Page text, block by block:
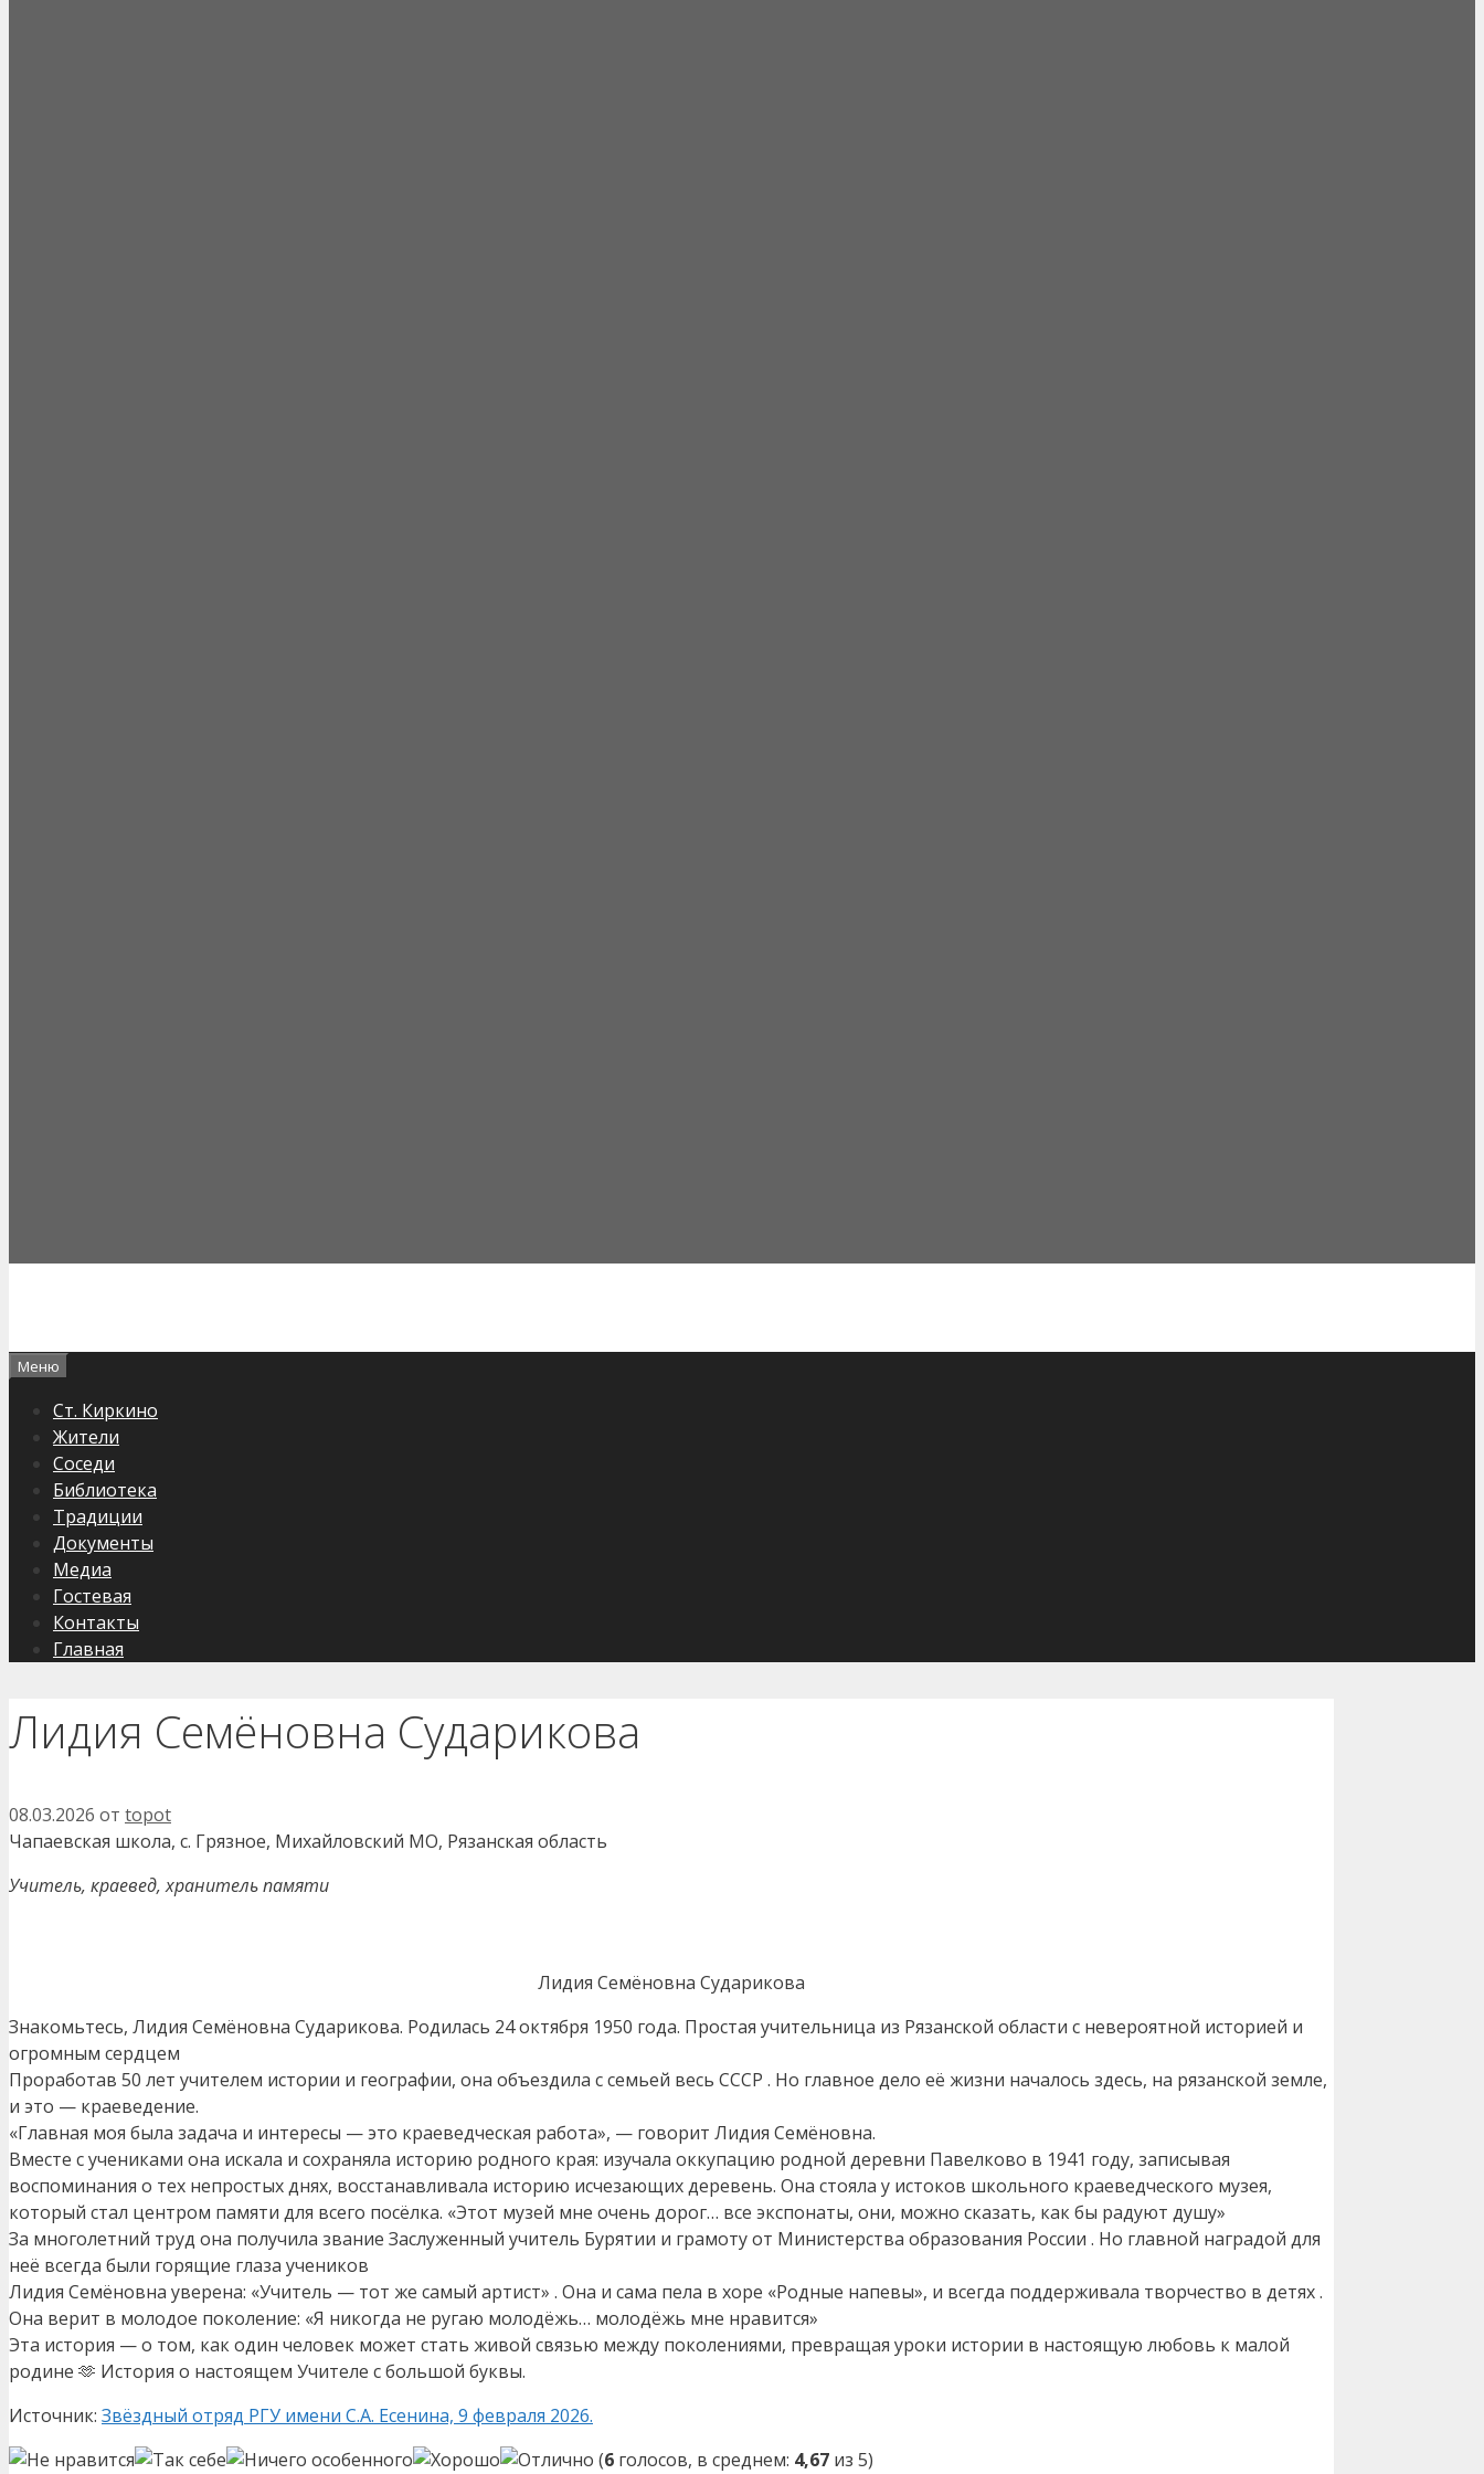
Меню
Ст. Киркино
Жители
Соседи
Библиотека
Традиции
Документы
Медиа
Гостевая
Контакты
Главная
Лидия Семёновна Сударикова
08.03.2026 от topot
Чапаевская школа, с. Грязное, Михайловский МО, Рязанская область
Учитель, краевед, хранитель памяти
Лидия Семёновна Сударикова
Знакомьтесь, Лидия Семёновна Сударикова. Родилась 24 октября 1950 года. Простая учительница из Рязанской области с невероятной историей и
огромным сердцем
Проработав 50 лет учителем истории и географии, она объездила с семьей весь СССР . Но главное дело её жизни началось здесь, на рязанской земле,
и это — краеведение.
«Главная моя была задача и интересы — это краеведческая работа», — говорит Лидия Семёновна.
Вместе с учениками она искала и сохраняла историю родного края: изучала оккупацию родной деревни Павелково в 1941 году, записывая
воспоминания о тех непростых днях, восстанавливала историю исчезающих деревень. Она стояла у истоков школьного краеведческого музея,
который стал центром памяти для всего посёлка. «Этот музей мне очень дорог… все экспонаты, они, можно сказать, как бы радуют душу»
За многолетний труд она получила звание Заслуженный учитель Бурятии и грамоту от Министерства образования России . Но главной наградой для
неё всегда были горящие глаза учеников
Лидия Семёновна уверена: «Учитель — тот же самый артист» . Она и сама пела в хоре «Родные напевы», и всегда поддерживала творчество в детях .
Она верит в молодое поколение: «Я никогда не ругаю молодёжь… молодёжь мне нравится»
Эта история — о том, как один человек может стать живой связью между поколениями, превращая уроки истории в настоящую любовь к малой
родине 🫶 История о настоящем Учителе с большой буквы.
Источник: Звёздный отряд РГУ имени С.А. Есенина, 9 февраля 2026.
(6 голосов, в среднем: 4,67 из 5)